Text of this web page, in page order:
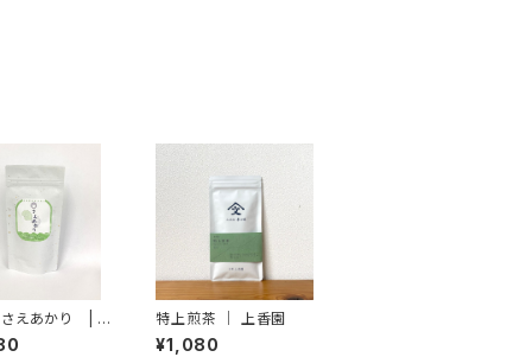
えあかり | 上
園
特上煎茶 ｜ 上香園
¥1,080